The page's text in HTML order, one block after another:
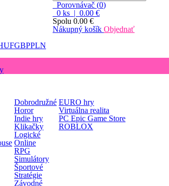
Porovnávač (0)
0 ks | 0.00 €
Spolu 0.00 €
Nákupný košík Objednať
GBPPLN
Dobrodružné
Horor
Indie hry
Klikačky
Logické
Online
RPG
Simulátory
Športové
Stratégie
Závodné
EURO hry
Virtuálna realita
PC Epic Game Store
ROBLOX